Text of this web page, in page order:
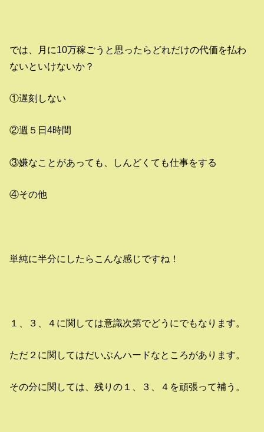
では、月に10万稼ごうと思ったらどれだけの代価を払わ
ないといけないか？
①遅刻しない
②週５日4時間
③嫌なことがあっても、しんどくても仕事をする
④その他
単純に半分にしたらこんな感じですね！
１、３、４に関しては意識次第でどうにでもなります。
ただ２に関してはだいぶんハードなところがあります。
その分に関しては、残りの１、３、４を頑張って補う。